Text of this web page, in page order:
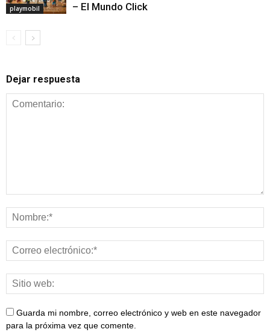
playmobil
– El Mundo Click
Dejar respuesta
Guarda mi nombre, correo electrónico y web en este navegador
para la próxima vez que comente.